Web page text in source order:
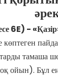
6E) -
көптеген
тамаша
ойын). Бұл